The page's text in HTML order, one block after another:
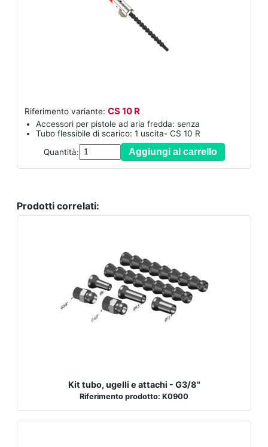
Riferimento variante: CS 10 R
Accessori per pistole ad aria fredda: senza
Tubo flessibile di scarico: 1 uscita- CS 10 R
Quantità:
Aggiungi al carrello
Prodotti correlati:
Kit tubo, ugelli e attachi - G3/8"
Riferimento prodotto: K0900